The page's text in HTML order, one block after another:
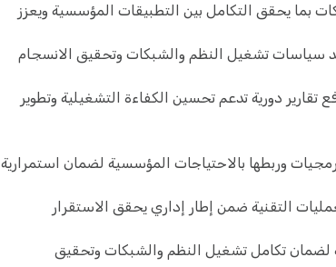
بما يحقق التكامل بين التطبيقات المؤسسية ويعزز
سياسات تشغيل النظم والشبكات وتحقيق الانسجام
دورية تدعم تحسين الكفاءة التشغيلية وتطوير
وربطها بالاحتياجات المؤسسية لضمان استمرارية
التقنية ضمن إطار إداري يحقق الاستقرار
لضمان تكامل تشغيل النظم والشبكات وتحقيق